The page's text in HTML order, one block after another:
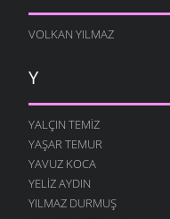
VOLKAN YILMAZ
Y
YALÇIN TEMIZ
YAŞAR TEMUR
YAVUZ KOCA
YELIZ AYDIN
YILMAZ DURMUŞ